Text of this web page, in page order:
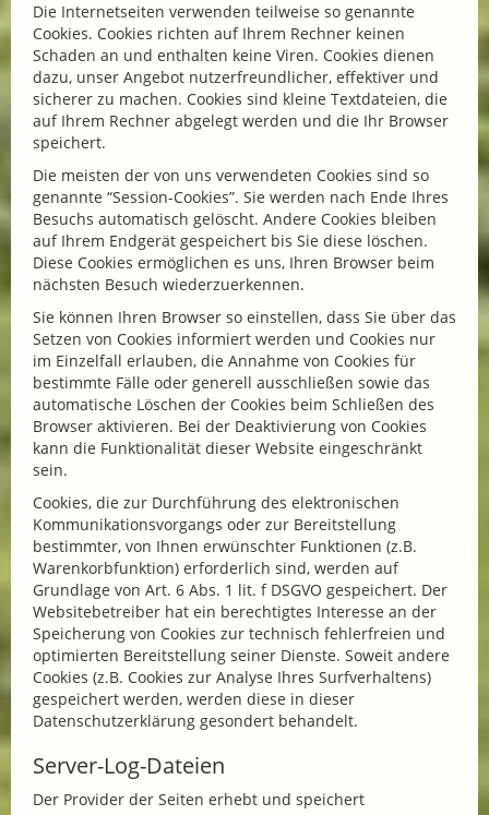
Die Internetseiten verwenden teilweise so genannte
Cookies. Cookies richten auf Ihrem Rechner keinen
Schaden an und enthalten keine Viren. Cookies dienen
dazu, unser Angebot nutzerfreundlicher, effektiver und
sicherer zu machen. Cookies sind kleine Textdateien, die
auf Ihrem Rechner abgelegt werden und die Ihr Browser
speichert.
Die meisten der von uns verwendeten Cookies sind so
genannte “Session-Cookies”. Sie werden nach Ende Ihres
Besuchs automatisch gelöscht. Andere Cookies bleiben
auf Ihrem Endgerät gespeichert bis Sie diese löschen.
Diese Cookies ermöglichen es uns, Ihren Browser beim
nächsten Besuch wiederzuerkennen.
Sie können Ihren Browser so einstellen, dass Sie über das
Setzen von Cookies informiert werden und Cookies nur
im Einzelfall erlauben, die Annahme von Cookies für
bestimmte Fälle oder generell ausschließen sowie das
automatische Löschen der Cookies beim Schließen des
Browser aktivieren. Bei der Deaktivierung von Cookies
kann die Funktionalität dieser Website eingeschränkt
sein.
Cookies, die zur Durchführung des elektronischen
Kommunikationsvorgangs oder zur Bereitstellung
bestimmter, von Ihnen erwünschter Funktionen (z.B.
Warenkorbfunktion) erforderlich sind, werden auf
Grundlage von Art. 6 Abs. 1 lit. f DSGVO gespeichert. Der
Websitebetreiber hat ein berechtigtes Interesse an der
Speicherung von Cookies zur technisch fehlerfreien und
optimierten Bereitstellung seiner Dienste. Soweit andere
Cookies (z.B. Cookies zur Analyse Ihres Surfverhaltens)
gespeichert werden, werden diese in dieser
Datenschutzerklärung gesondert behandelt.
Server-Log-Dateien
Der Provider der Seiten erhebt und speichert